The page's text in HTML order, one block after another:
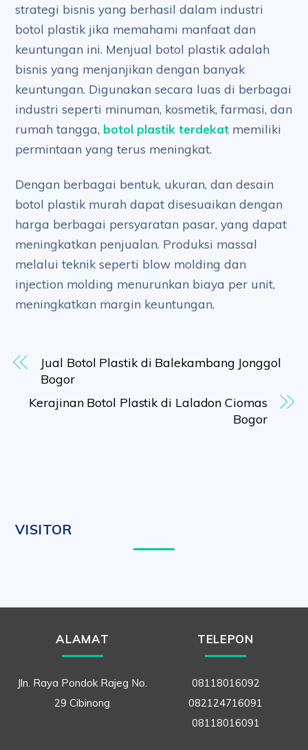
strategi bisnis yang berhasil dalam industri
botol plastik jika memahami manfaat dan
keuntungan ini. Menjual botol plastik adalah
bisnis yang menjanjikan dengan banyak
keuntungan. Digunakan secara luas di berbagai
industri seperti minuman, kosmetik, farmasi, dan
rumah tangga, botol plastik terdekat memiliki
permintaan yang terus meningkat.
Dengan berbagai bentuk, ukuran, dan desain
botol plastik murah dapat disesuaikan dengan
harga berbagai persyaratan pasar, yang dapat
meningkatkan penjualan. Produksi massal
melalui teknik seperti blow molding dan
injection molding menurunkan biaya per unit,
meningkatkan margin keuntungan.
Jual Botol Plastik di Balekambang Jonggol
Bogor
Kerajinan Botol Plastik di Laladon Ciomas
Bogor
VISITOR
ALAMAT
Jln. Raya Pondok Rajeg No.
29 Cibinong
TELEPON
08118016092
082124716091
08118016091